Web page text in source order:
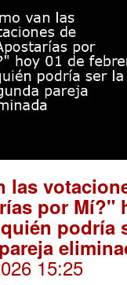
las
por Mí?"
podría
15:25